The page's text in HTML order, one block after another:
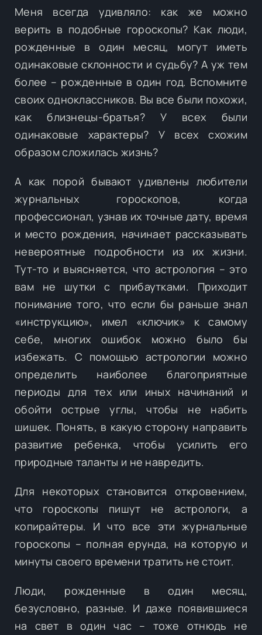
Меня всегда удивляло: как же можно
верить в подобные гороскопы? Как люди,
рожденные в один месяц, могут иметь
одинаковые склонности и судьбу? А уж тем
более – рожденные в один год. Вспомните
своих одноклассников. Вы все были похожи,
как близнецы-братья? У всех были
одинаковые характеры? У всех схожим
образом сложилась жизнь?
А как порой бывают удивлены любители
журнальных гороскопов, когда
профессионал, узнав их точные дату, время
и место рождения, начинает рассказывать
невероятные подробности из их жизни.
Тут-то и выясняется, что астрология – это
вам не шутки с прибаутками. Приходит
понимание того, что если бы раньше знал
«инструкцию», имел «ключик» к самому
себе, многих ошибок можно было бы
избежать. С помощью астрологии можно
определить наиболее благоприятные
периоды для тех или иных начинаний и
обойти острые углы, чтобы не набить
шишек. Понять, в какую сторону направить
развитие ребенка, чтобы усилить его
природные таланты и не навредить.
Для некоторых становится откровением,
что гороскопы пишут не астрологи, а
копирайтеры. И что все эти журнальные
гороскопы – полная ерунда, на которую и
минуты своего времени тратить не стоит.
Люди, рожденные в один месяц,
безусловно, разные. И даже появившиеся
на свет в один час – тоже отнюдь не